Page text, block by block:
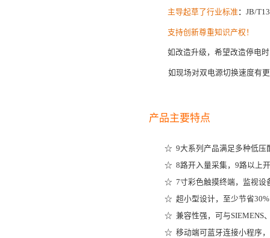
主导起草了行业标准 ：JB/
支持创新尊重知识产权！
如改造升级，希望改造停电
如现场对双电源切换速度有
产品主要特点
☆ 9大系列产品满足多种低压
☆ 8路开入量采集，9路以上
☆ 7寸彩色触摸终端，监视设
☆ 超小型设计，至少节省
☆ 兼容性强，可与SIEMENS
☆ 移动端可蓝牙连接小程序